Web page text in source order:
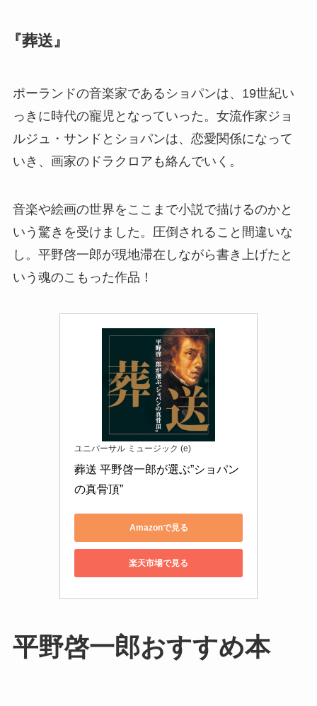
『葬送』
ポーランドの音楽家であるショパンは、19世紀い
っきに時代の寵児となっていった。女流作家ジョ
ルジュ・サンドとショパンは、恋愛関係になって
いき、画家のドラクロアも絡んでいく。
音楽や絵画の世界をここまで小説で描けるのかと
いう驚きを受けました。圧倒されること間違いな
し。平野啓一郎が現地滞在しながら書き上げたと
いう魂のこもった作品！
ユニバーサル ミュージック (e)
葬送 平野啓一郎が選ぶ”ショパン
の真骨頂”
Amazonで見る
楽天市場で見る
平野啓一郎おすすめ本